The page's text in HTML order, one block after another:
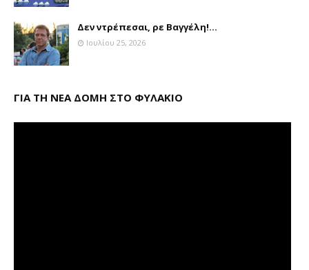
Δεν ντρέπεσαι, ρε Βαγγέλη!...
Ιουλίου 25, 2026
ΓΙΑ ΤΗ ΝΕΑ ΔΟΜΗ ΣΤΟ ΦΥΛΑΚΙΟ